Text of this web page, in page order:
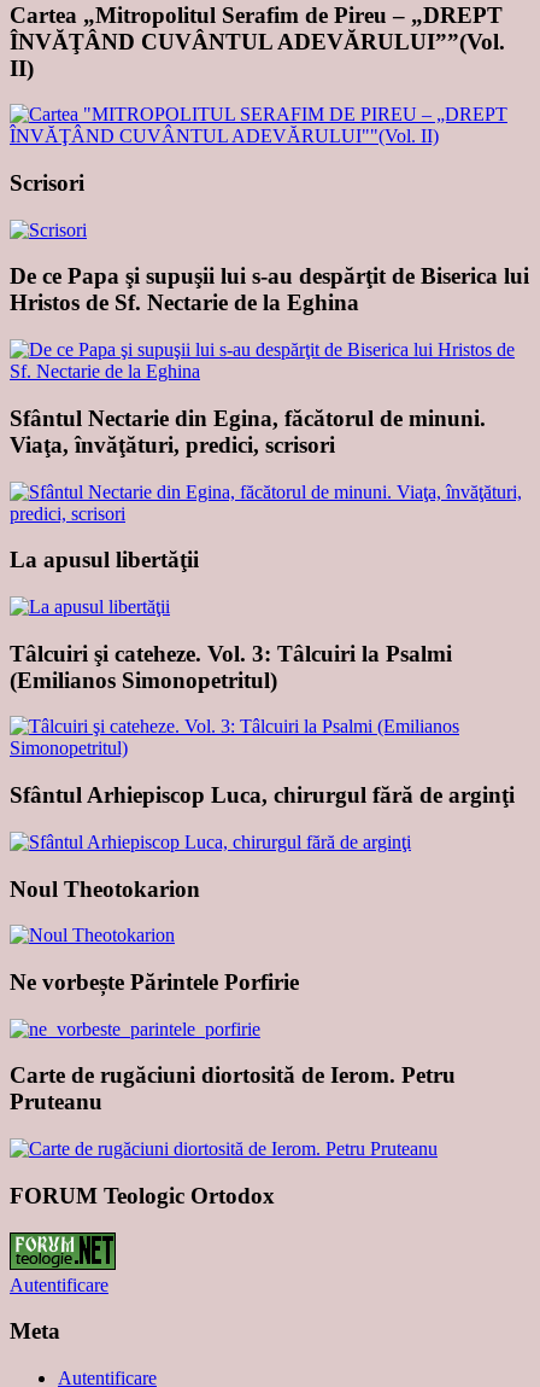
Cartea „Mitropolitul Serafim de Pireu – „DREPT
ÎNVĂŢÂND CUVÂNTUL ADEVĂRULUI””(Vol.
II)
Scrisori
De ce Papa şi supuşii lui s-au despărţit de Biserica lui
Hristos de Sf. Nectarie de la Eghina
Sfântul Nectarie din Egina, făcătorul de minuni.
Viaţa, învăţături, predici, scrisori
La apusul libertăţii
Tâlcuiri şi cateheze. Vol. 3: Tâlcuiri la Psalmi
(Emilianos Simonopetritul)
Sfântul Arhiepiscop Luca, chirurgul fără de arginţi
Noul Theotokarion
Ne vorbește Părintele Porfirie
Carte de rugăciuni diortosită de Ierom. Petru
Pruteanu
FORUM Teologic Ortodox
Autentificare
Meta
Autentificare